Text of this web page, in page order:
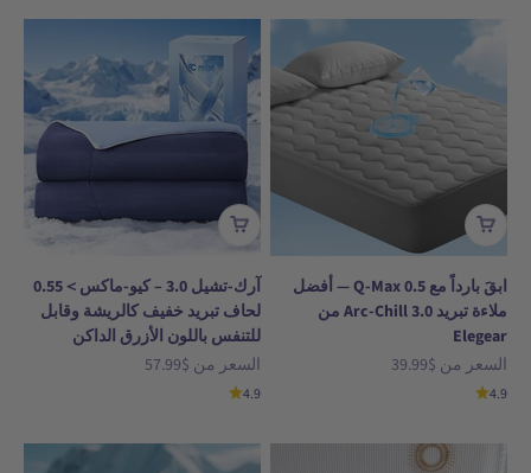
ابقَ بارداً مع Q-Max 0.5 — أفضل
ملاءة تبريد Arc-Chill 3.0 من
Elegear
السعر بعد الخصم
السعر من $39.99
4.9
آرك-تشيل 3.0 – كيو-ماكس＞0.55
لحاف تبريد خفيف كالريشة وقابل
للتنفس باللون الأزرق الداكن
السعر بعد الخصم
السعر من $57.99
4.9